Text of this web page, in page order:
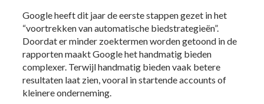
Google heeft dit jaar de eerste stappen gezet in het
“voortrekken van automatische biedstrategieën”.
Doordat er minder zoektermen worden getoond in de
rapporten maakt Google het handmatig bieden
complexer. Terwijl handmatig bieden vaak betere
resultaten laat zien, vooral in startende accounts of
kleinere onderneming.